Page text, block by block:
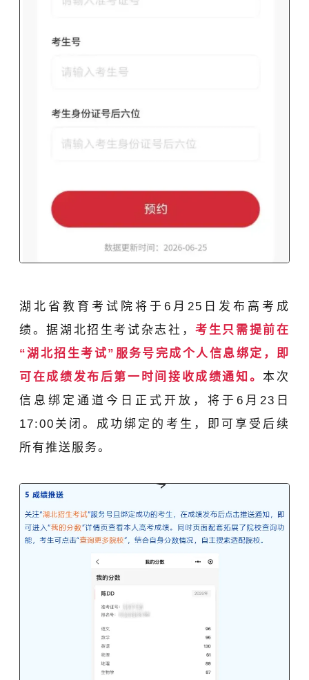
湖北省教育考试院 将于6月25日发布高考成
绩。据湖北招生考试杂志社，考生只需提前在
“湖北招生考试”服务号完成个人信息绑定，即
可在成绩发布后第一时间接收成绩通知。本次
信息绑定通道今日正式开放，将于6月23日
17:00关闭。成功绑定的考生，即可享受后续
所有推送服务。